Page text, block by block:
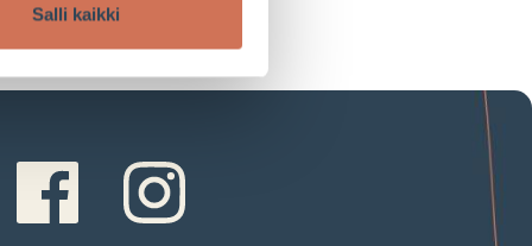
Salli kaikki